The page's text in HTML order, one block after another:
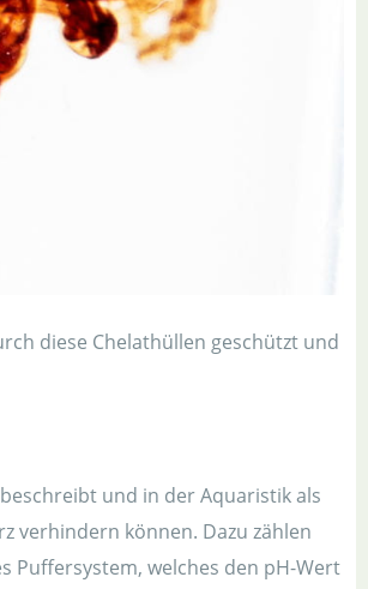
diese Chelathüllen geschützt und
und in der Aquaristik als
verhindern können. Dazu zählen
Puffersystem, welches den pH-Wert